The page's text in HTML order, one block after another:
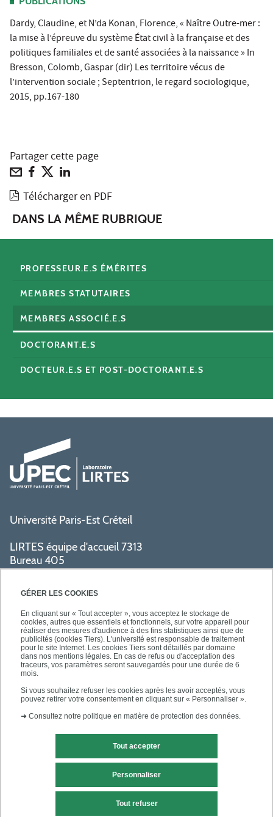
GÉRER LES COOKIES
En cliquant sur « Tout accepter », vous acceptez le stockage de
cookies, autres que essentiels et fonctionnels, sur votre appareil pour
réaliser des mesures d'audience à des fins statistiques ainsi que de
publicités (cookies Tiers). L'université est responsable de traitement
pour le site Internet. Les cookies Tiers sont détaillés par domaine
dans nos mentions légales. En cas de refus ou d'acceptation des
traceurs, vos paramètres seront sauvegardés pour une durée de 6
mois.
Si vous souhaitez refuser les cookies après les avoir acceptés, vous
pouvez retirer votre consentement en cliquant sur « Personnaliser ».
➜ Consultez notre politique en matière de protection des données.
Tout accepter
Tout refuser
Personnaliser
Dardy, Claudine, et N’da Konan, Florence, « Naître Outre-mer :
la mise à l’épreuve du système État civil à la française et des
politiques familiales et de santé associées à la naissance » In
Bresson, Colomb, Gaspar (dir) Les territoire vécus de
l’intervention sociale ; Septentrion, le regard sociologique,
2015, pp.167-180
Partager cette page
Télécharger en PDF
DANS LA MÊME RUBRIQUE
PROFESSEUR.E.S ÉMÉRITES
MEMBRES STATUTAIRES
MEMBRES ASSOCIÉ.E.S
DOCTORANT.E.S
DOCTEUR.E.S ET POST-DOCTORANT.E.S
Université Paris-Est Créteil
LIRTES équipe d'accueil 7313
Bureau 405
Bâtiment La Pyramide
80 avenue du Général de Gaulle
PRATIQUE
ACCÈS RAPIDES
Contact
Plan du site